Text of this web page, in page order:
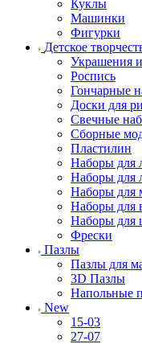
Куклы
Машинки
Фигурки
Детское
Украшения
Роспись
Гончарные
Доски для
Свечные
Сборные
Пластилин
Наборы для
Наборы для
Наборы для
Наборы для
Наборы для
Фрески
Пазлы
Пазлы для
3D Пазлы
Напольные
New
15-03
27-07